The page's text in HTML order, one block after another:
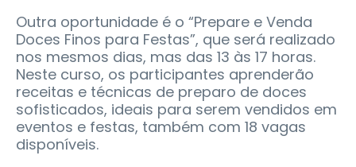
Outra oportunidade é o “Prepare e Venda
Doces Finos para Festas”, que será realizado
nos mesmos dias, mas das 13 às 17 horas.
Neste curso, os participantes aprenderão
receitas e técnicas de preparo de doces
sofisticados, ideais para serem vendidos em
eventos e festas, também com 18 vagas
disponíveis.